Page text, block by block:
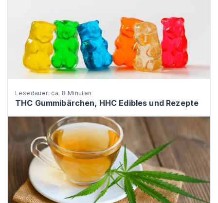
Lesedauer: ca. 8 Minuten
THC Gummibärchen, HHC Edibles und Rezepte